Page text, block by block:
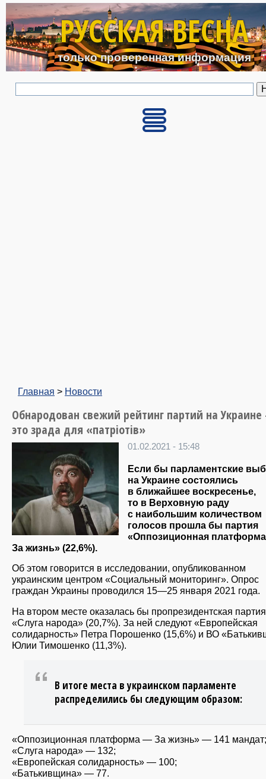
Перейти к основному
РУССКАЯ ВЕСНА
только проверенная информация
Главная > Новости
Обнародован свежий рейтинг партий на
это зрада для «патрiотiв»
01.02.2021 - 15:48
Если бы парламентские
на Украине состоялись
в ближайшее воскресенье,
то в Верховную раду
с наибольшим количеством
голосов прошла бы партия
«Оппозиционная
За жизнь» (22,6%).
Об этом говорится в исследовании, опубликованном
украинским центром «Социальный мониторинг». Опрос
граждан Украины проводился 15—25 января 2021 года.
На втором месте оказалась бы пропрезидентская партия
«Слуга народа» (20,7%). За ней следуют «Европейская
солидарность» Петра Порошенко (15,6%) и ВО
Юлии Тимошенко (11,3%).
В итоге места в украинском парламенте
распределились бы следующим образом:
«Оппозиционная платформа — За жизнь» — 141 мандат;
«Слуга народа» — 132;
«Европейская солидарность» — 100;
«Батькивщина» — 77.